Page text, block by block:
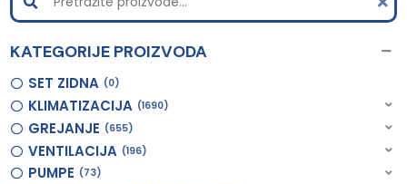
KATEGORIJE PROIZVODA
SET ZIDNA 0
KLIMATIZACIJA 1690
GREJANJE 655
VENTILACIJA 196
PUMPE 73